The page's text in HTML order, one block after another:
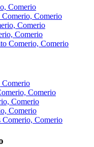
Comerio
Comerio, Comerio
Comerio
Comerio
Comerio, Comerio
Comerio
Comerio
Comerio
Comerio
Comerio, Comerio